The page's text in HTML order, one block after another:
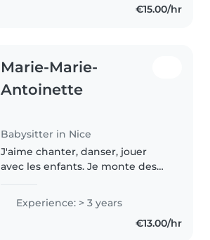
€15.00/hr
Marie-Marie-
Antoinette
Babysitter in Nice
J'aime chanter, danser, jouer
avec les enfants. Je monte des
conservatoire d'art dramatique.
Experience: > 3 years
€13.00/hr